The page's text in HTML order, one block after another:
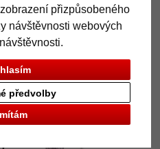
přizpůsobeného
návštěvnosti webových
předvolby